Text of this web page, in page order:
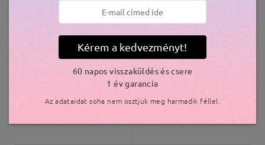
W95237 Crace21102 5.800 Ft
MT37644 8.500 Ft Baddie21 7.800 Ft
Kérem a kedvezményt!
60 napos visszaküldés és csere
1 év garancia
Az adataidat soha nem osztjuk meg harmadik féllel.